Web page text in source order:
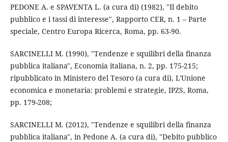
PEDONE A. e SPAVENTA L. (a cura di) (1982), "Il debito
pubblico e i tassi di interesse", Rapporto CER, n. 1 – Parte
speciale, Centro Europa Ricerca, Roma, pp. 63-90.
SARCINELLI M. (1990), "Tendenze e squilibri della finanza
pubblica italiana", Economia italiana, n. 2, pp. 175-215;
ripubblicato in Ministero del Tesoro (a cura di), L'Unione
economica e monetaria: problemi e strategie, IPZS, Roma,
pp. 179-208;
SARCINELLI M. (2012), "Tendenze e squilibri della finanza
pubblica italiana", in Pedone A. (a cura di), "Debito pubblico